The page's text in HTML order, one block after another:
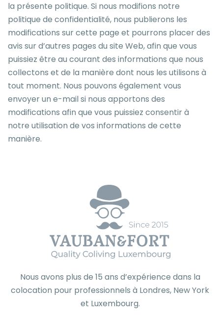
la présente politique. Si nous modifions notre
politique de confidentialité, nous publierons les
modifications sur cette page et pourrons placer des
avis sur d’autres pages du site Web, afin que vous
puissiez être au courant des informations que nous
collectons et de la manière dont nous les utilisons à
tout moment. Nous pouvons également vous
envoyer un e-mail si nous apportons des
modifications afin que vous puissiez consentir à
notre utilisation de vos informations de cette
manière.
Nous avons plus de 15 ans d’expérience dans la
colocation pour professionnels à Londres, New York
et Luxembourg.